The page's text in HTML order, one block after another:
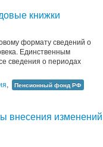
книжки
формату сведений о
Единственным
сведения о периодах
, Пенсионный фонд РФ
внесения изменений